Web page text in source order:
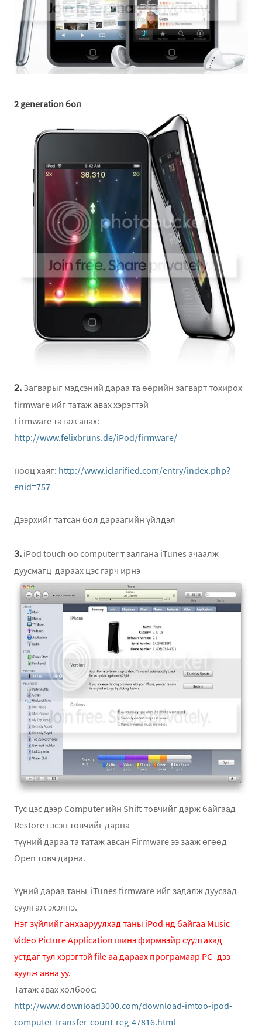
2 generation бол
2. Загварыг мэдсэний дараа та өөрийн загварт тохирох
firmware ийг татаж авах хэрэгтэй
Firmware татаж авах:
http://www.felixbruns.de/iPod/firmware/
нөөц хаяг: http://www.iclarified.com/entry/index.php?
enid=757
Дээрхийг татсан бол дараагийн үйлдэл
3. iPod touch оо computer т залгана iTunes ачаалж
дуусмагц дараах цэс гарч ирнэ
Тус цэс дээр Computer ийн Shift товчийг дарж байгаад
Restore гэсэн товчийг дарна
түүний дараа та татаж авсан Firmware ээ зааж өгөөд
Open товч дарна.
Үүний дараа таны iTunes firmware ийг задалж дуусаад
суулгаж эхэлнэ.
Нэг зүйлийг анхааруулхад таны iPod нд байгаа Music
Video Picture Application шинэ фирмвэйр суулгахад
устдаг тул хэрэгтэй file аа дараах програмаар PC -дээ
хуулж авна уу.
Татаж авах холбоос:
http://www.download3000.com/download-imtoo-ipod-
computer-transfer-count-reg-47816.html